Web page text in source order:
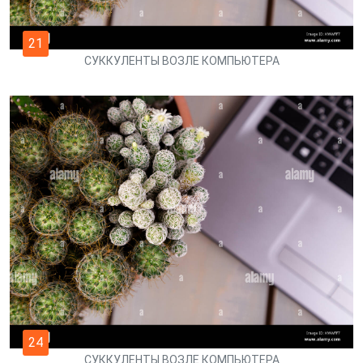
21
СУККУЛЕНТЫ ВОЗЛЕ КОМПЬЮТЕРА
24
СУККУЛЕНТЫ ВОЗЛЕ КОМПЬЮТЕРА